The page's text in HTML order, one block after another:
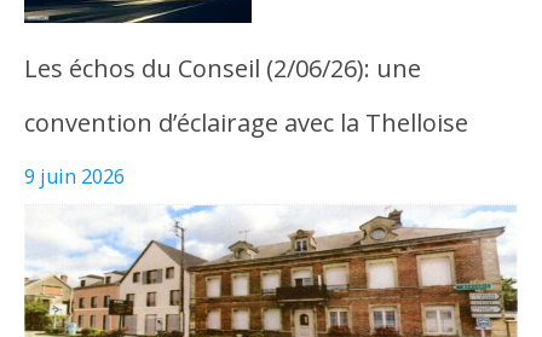
Les échos du Conseil (2/06/26): une
convention d’éclairage avec la Thelloise
9 juin 2026